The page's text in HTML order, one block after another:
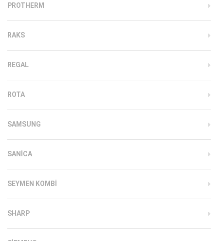
PROTHERM
RAKS
REGAL
ROTA
SAMSUNG
SANICA
SEYMEN KOMBI
SHARP